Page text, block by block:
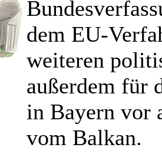
dem EU-
weiteren
außerdem für
in Bayern vor
vom Balkan.